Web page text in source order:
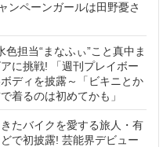
ンペーンガールは田野憂さ
色担当“まなふぃ”こと真中ま
に挑戦! 「週刊プレイボー
ディを披露～「ビキニとか
着るのは初めてかも」
たバイクを愛する旅人・有
で初披露! 芸能界デビュー